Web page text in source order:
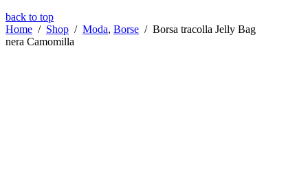
back to top
Home / Shop / Moda, Borse / Borsa tracolla Jelly Bag
nera Camomilla